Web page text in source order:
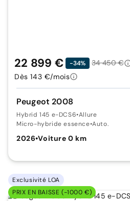
Peugeot 2008
Hybrid 145 e-DCS6•Allure
Micro-hybride essence•Auto.
2026•Voiture 0 km
22 899 € -34%
34 450 €
Dès 143 €/mois
Exclusivité LOA
PRIX EN BAISSE (-1000 €)